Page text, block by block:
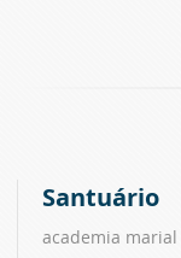
Santuário
academia marial